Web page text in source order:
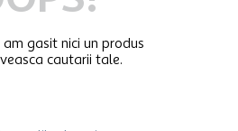
am gasit nici un produs
cautarii tale.